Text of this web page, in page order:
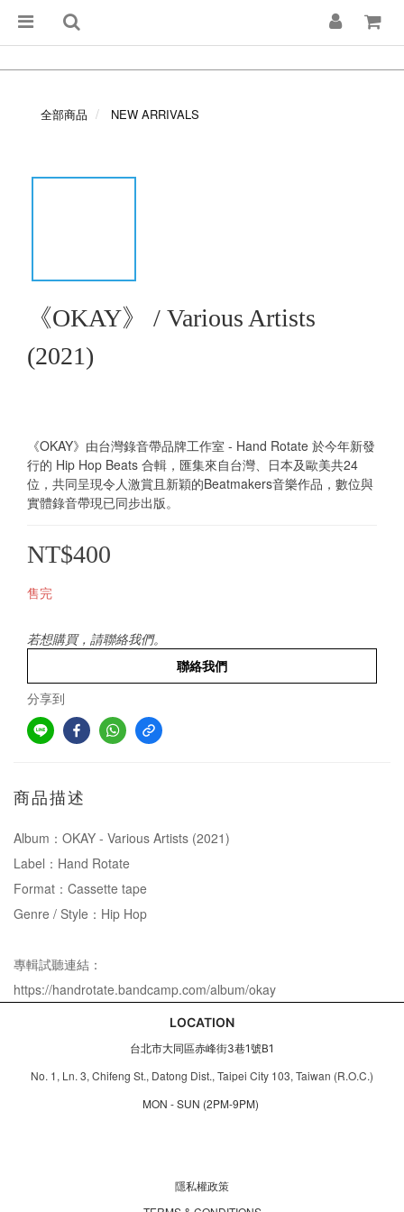
全部商品 NEW ARRIVALS
《OKAY》 / Various Artists
(2021)
《OKAY》由台灣錄音帶品牌工作室 - Hand Rotate 於今年新發
行的 Hip Hop Beats 合輯，匯集來自台灣、日本及歐美共24
位，共同呈現令人激賞且新穎的Beatmakers音樂作品，數位與
實體錄音帶現已同步出版。
NT$400
售完
若想購買，請聯絡我們。
聯絡我們
分享到
商品描述
Album：OKAY - Various Artists (2021)
Label：Hand Rotate
Format：Cassette tape
Genre / Style：Hip Hop
專輯試聽連結：
https://handrotate.bandcamp.com/album/okay
LOCATION
台北市大同區赤峰街3巷1號B1
No. 1, Ln. 3, Chifeng St., Datong Dist., Taipei City 103, Taiwan (R.O.C.)
MON - SUN (2PM-9PM)
隱私權政策